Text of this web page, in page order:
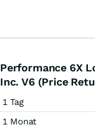
Performance 6X
Inc. V6 (Price
1 Tag
1 Monat